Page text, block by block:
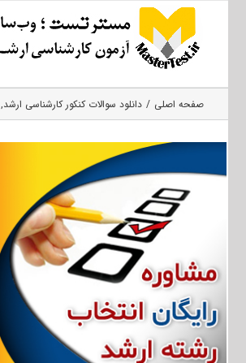
صفحه اصلی دانلود سوالات کنکور کارشناسی ارشد